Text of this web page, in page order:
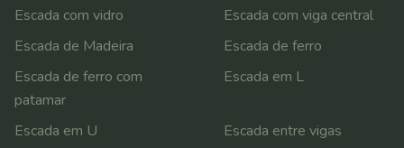
Escada com vidro
Escada com viga central
Escada de Madeira
Escada de ferro
Escada de ferro com
patamar
Escada em L
Escada em U
Escada entre vigas